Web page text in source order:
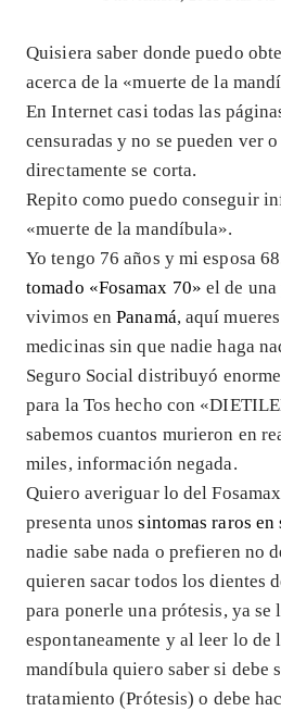
Quisiera saber donde puedo
acerca de la «muerte de la
En Internet casi todas las
censuradas y no se pueden ver
directamente se corta.
Repito como puedo conseguir
«muerte de la mandíbula».
Yo tengo 76 años y mi esposa
tomado «Fosamax 70» el de
vivimos enPanamá, aquí
medicinas sin que nadie haga
Seguro Social distribuyó
para la Tos hecho con
sabemos cuantos murieron en
miles, información negada.
Quiero averiguar lo del
presenta unossintomas raros en
nadie sabe nada o prefieren no
quieren sacar todos los dientes
para ponerle una prótesis, ya se
espontaneamente y al leer lo de
mandíbula quiero saber si debe
tratamiento (Prótesis) o debe